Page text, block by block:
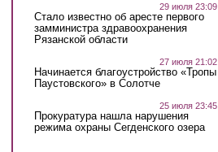
29 июля 23:09
Стало известно об аресте первого
замминистра здравоохранения
Рязанской области
27 июля 21:02
Начинается благоустройство «Тропы
Паустовского» в Солотче
25 июля 23:45
Прокуратура нашла нарушения
режима охраны Сегденского озера